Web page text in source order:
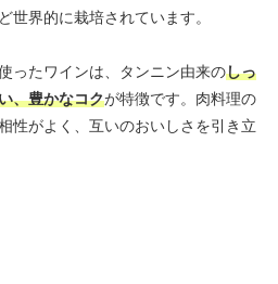
世界的に栽培されています。
ったワインは、タンニン由来のしっ
、豊かなコクが特徴です。肉料理の
性がよく、互いのおいしさを引き立